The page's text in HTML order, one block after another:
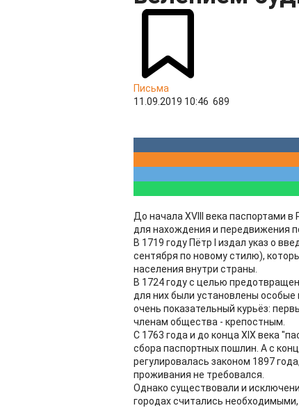
Письма
11.09.2019 10:46 689
До начала XVIII века паспортами
для нахождения и передвижения
В 1719 году Пётр I издал указ о
сентября по новому стилю),
населения внутри страны.
В 1724 году с целью
для них были установлены особые
очень показательный курьёз:
членам общества - крепостным.
С 1763 года и до конца XIX века
сбора паспортных пошлин. А с
регулировалась законом 1897
проживания не требовался.
Однако существовали и
городах считались